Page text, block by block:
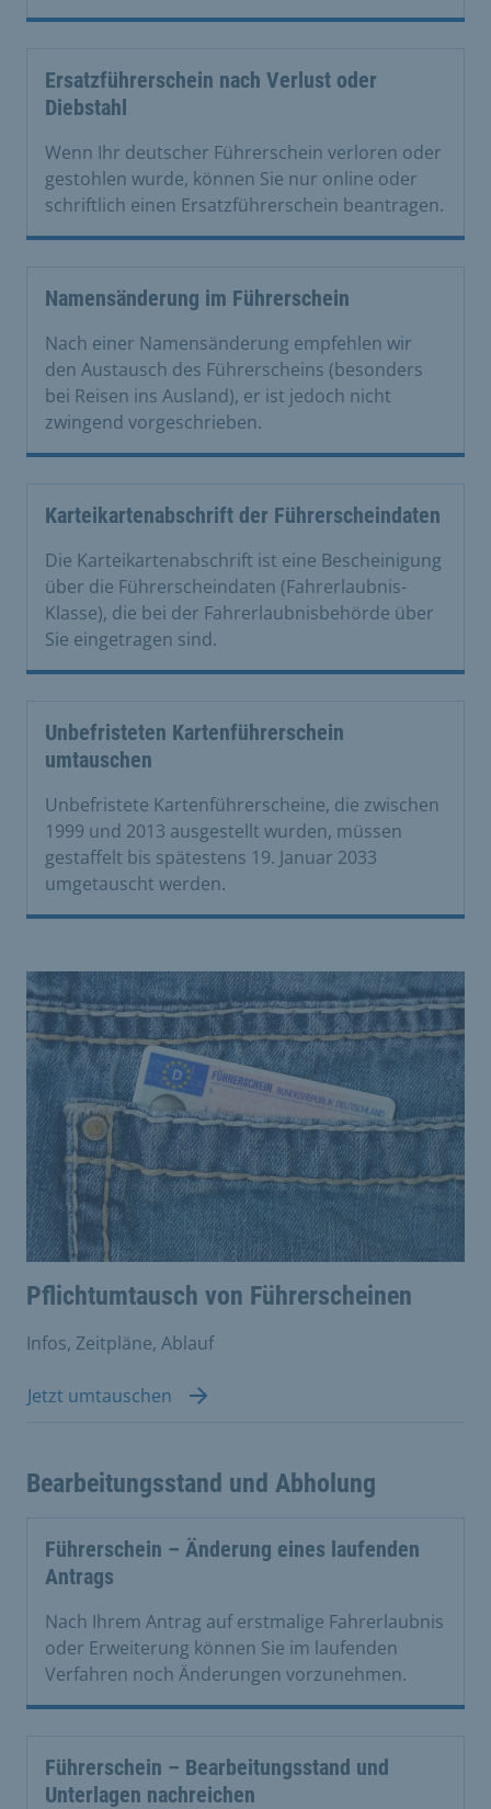
Ersatzführerschein nach Verlust oder
Diebstahl
Wenn Ihr deutscher Führerschein verloren oder
gestohlen wurde, können Sie nur online oder
schriftlich einen Ersatzführerschein beantragen.
Namensänderung im Führerschein
Nach einer Namensänderung empfehlen wir
den Austausch des Führerscheins (besonders
bei Reisen ins Ausland), er ist jedoch nicht
zwingend vorgeschrieben.
Karteikartenabschrift der Führerscheindaten
Die Karteikartenabschrift ist eine Bescheinigung
über die Führerscheindaten (Fahrerlaubnis-
Klasse), die bei der Fahrerlaubnisbehörde über
Sie eingetragen sind.
Unbefristeten Kartenführerschein
umtauschen
Unbefristete Kartenführerscheine, die zwischen
1999 und 2013 ausgestellt wurden, müssen
gestaffelt bis spätestens 19. Januar 2033
umgetauscht werden.
Pflichtumtausch von Führerscheinen
Infos, Zeitpläne, Ablauf
Jetzt umtauschen
Bearbeitungsstand und Abholung
Führerschein – Änderung eines laufenden
Antrags
Nach Ihrem Antrag auf erstmalige Fahrerlaubnis
oder Erweiterung können Sie im laufenden
Verfahren noch Änderungen vorzunehmen.
Führerschein – Bearbeitungsstand und
Unterlagen nachreichen